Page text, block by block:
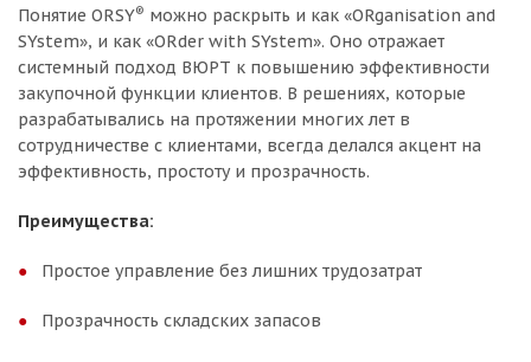
Понятие ORSY® можно раскрыть и как «ORganisation and
SYstem», и как «ORder with SYstem». Оно отражает
системный подход ВЮРТ к повышению эффективности
закупочной функции клиентов. В решениях, которые
разрабатывались на протяжении многих лет в
сотрудничестве с клиентами, всегда делался акцент на
эффективность, простоту и прозрачность.
Преимущества:
Простое управление без лишних трудозатрат
Прозрачность складских запасов